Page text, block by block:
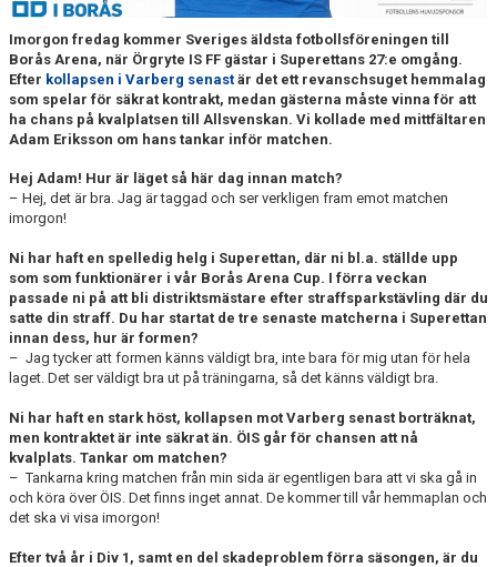
Imorgon fredag kommer Sveriges äldsta fotbollsföreningen till
Borås Arena, när Örgryte IS FF gästar i Superettans 27:e omgång.
Efter kollapsen i Varberg senast är det ett revanschsuget hemmalag
som spelar för säkrat kontrakt, medan gästerna måste vinna för att
ha chans på kvalplatsen till Allsvenskan. Vi kollade med mittfältaren
Adam Eriksson om hans tankar inför matchen.
Hej Adam! Hur är läget så här dag innan match?
– Hej, det är bra. Jag är taggad och ser verkligen fram emot matchen
imorgon!
Ni har haft en spelledig helg i Superettan, där ni bl.a. ställde upp
som som funktionärer i vår Borås Arena Cup. I förra veckan
passade ni på att bli distriktsmästare efter straffsparkstävling där du
satte din straff. Du har startat de tre senaste matcherna i Superettan
innan dess, hur är formen?
– Jag tycker att formen känns väldigt bra, inte bara för mig utan för hela
laget. Det ser väldigt bra ut på träningarna, så det känns väldigt bra.
Ni har haft en stark höst, kollapsen mot Varberg senast borträknat,
men kontraktet är inte säkrat än. ÖIS går för chansen att nå
kvalplats. Tankar om matchen?
– Tankarna kring matchen från min sida är egentligen bara att vi ska gå in
och köra över ÖIS. Det finns inget annat. De kommer till vår hemmaplan och
det ska vi visa imorgon!
Efter två år i Div 1, samt en del skadeproblem förra säsongen, är du